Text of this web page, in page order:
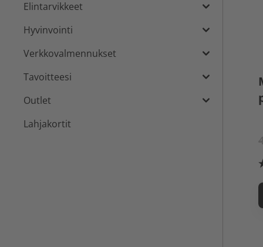
Elintarvikkeet
Hyvinvointi
Verkkovalmennukset
Tavoitteesi
Outlet
Lahjakortit